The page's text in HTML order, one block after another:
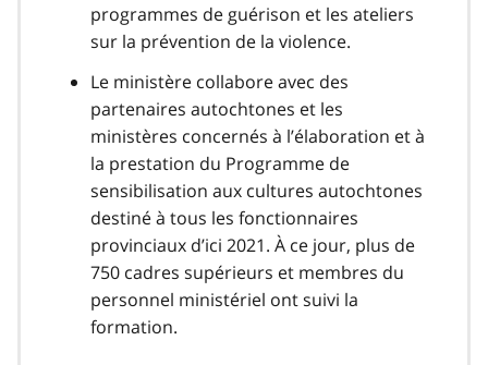
programmes de guérison et les ateliers
sur la prévention de la violence.
Le ministère collabore avec des
partenaires autochtones et les
ministères concernés à l’élaboration et à
la prestation du Programme de
sensibilisation aux cultures autochtones
destiné à tous les fonctionnaires
provinciaux d’ici 2021. À ce jour, plus de
750 cadres supérieurs et membres du
personnel ministériel ont suivi la
formation.